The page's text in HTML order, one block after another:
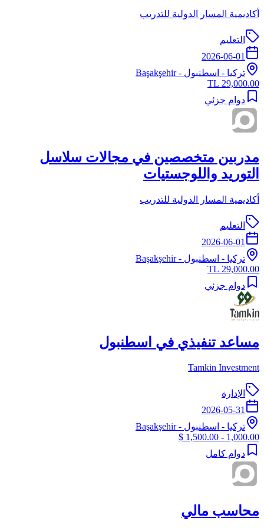
أكاديمية المسار الدولية للتدريب
التعليم
2026-06-01
تركيا - اسطنبول - Başakşehir
29,000.00 TL
دوام جزئي
مدربين متخصصين في مجالات سلاسل
التوريد واللوجستيات
أكاديمية المسار الدولية للتدريب
التعليم
2026-06-01
تركيا - اسطنبول - Başakşehir
29,000.00 TL
دوام جزئي
مساعد تنفيذي في اسطنبول
Tamkin Investment
الإدارة
2026-05-31
تركيا - اسطنبول - Başakşehir
1,000.00 - 1,500.00 $
دوام كامل
محاسب مالي